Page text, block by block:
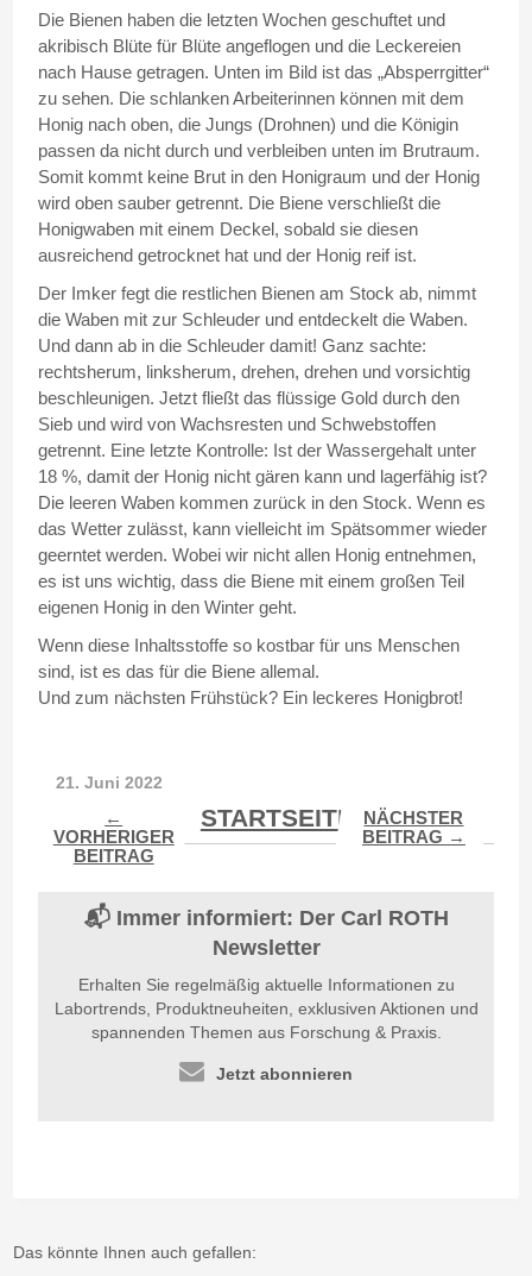
Die Bienen haben die letzten Wochen geschuftet und
akribisch Blüte für Blüte angeflogen und die Leckereien
nach Hause getragen. Unten im Bild ist das „Absperrgitter“
zu sehen. Die schlanken Arbeiterinnen können mit dem
Honig nach oben, die Jungs (Drohnen) und die Königin
passen da nicht durch und verbleiben unten im Brutraum.
Somit kommt keine Brut in den Honigraum und der Honig
wird oben sauber getrennt. Die Biene verschließt die
Honigwaben mit einem Deckel, sobald sie diesen
ausreichend getrocknet hat und der Honig reif ist.
Der Imker fegt die restlichen Bienen am Stock ab, nimmt
die Waben mit zur Schleuder und entdeckelt die Waben.
Und dann ab in die Schleuder damit! Ganz sachte:
rechtsherum, linksherum, drehen, drehen und vorsichtig
beschleunigen. Jetzt fließt das flüssige Gold durch den
Sieb und wird von Wachsresten und Schwebstoffen
getrennt. Eine letzte Kontrolle: Ist der Wassergehalt unter
18 %, damit der Honig nicht gären kann und lagerfähig ist?
Die leeren Waben kommen zurück in den Stock. Wenn es
das Wetter zulässt, kann vielleicht im Spätsommer wieder
geerntet werden. Wobei wir nicht allen Honig entnehmen,
es ist uns wichtig, dass die Biene mit einem großen Teil
eigenen Honig in den Winter geht.
Wenn diese Inhaltsstoffe so kostbar für uns Menschen
sind, ist es das für die Biene allemal.
Und zum nächsten Frühstück? Ein leckeres Honigbrot!
21. Juni 2022
←
VORHERIGER
BEITRAG
STARTSEITE
NÄCHSTER
BEITRAG →
📬 Immer informiert: Der Carl ROTH
Newsletter
Erhalten Sie regelmäßig aktuelle Informationen zu
Labortrends, Produktneuheiten, exklusiven Aktionen und
spannenden Themen aus Forschung & Praxis.
Jetzt abonnieren
Das könnte Ihnen auch gefallen: